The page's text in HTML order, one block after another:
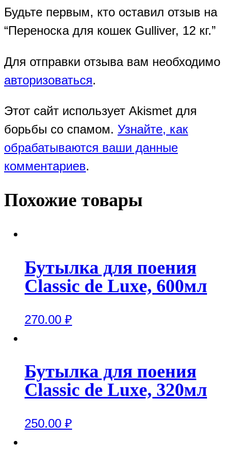
Будьте первым, кто оставил отзыв на
“Переноска для кошек Gulliver, 12 кг.”
Для отправки отзыва вам необходимо
авторизоваться.
Этот сайт использует Akismet для
борьбы со спамом. Узнайте, как
обрабатываются ваши данные
комментариев.
Похожие товары
Бутылка для поения
Classic de Luxe, 600мл
270.00 ₽
Бутылка для поения
Classic de Luxe, 320мл
250.00 ₽